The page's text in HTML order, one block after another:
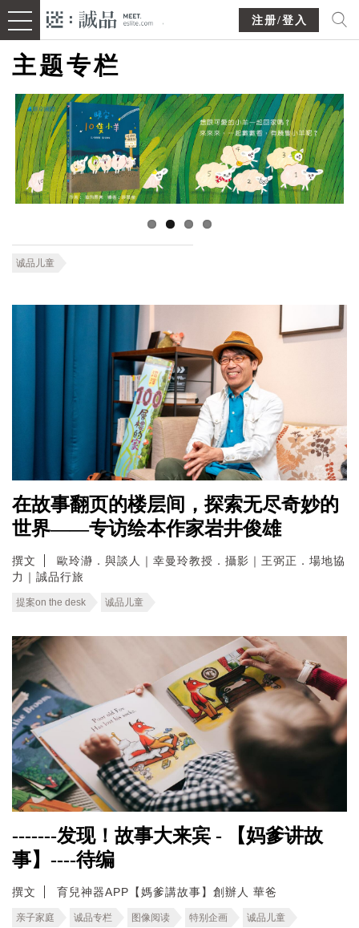
注册/登入
主题专栏
诚品儿童
在故事翻页的楼层间，探索无尽奇妙的
世界——专访绘本作家岩井俊雄
撰文
歐玲瀞．與談人｜幸曼玲教授．攝影｜王弼正．場地協
力｜誠品行旅
提案on the desk 诚品儿童
-------发现！故事大来宾 - 【妈爹讲故
事】----待编
撰文 育兒神器APP【媽爹講故事】創辦人 華爸
亲子家庭 诚品专栏 图像阅读 特别企画 诚品儿童